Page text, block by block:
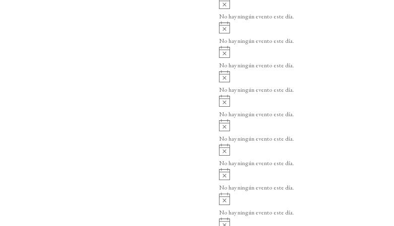
o
v
i
o
No hay ningún evento este día.
v
i
o
No hay ningún evento este día.
v
i
o
No hay ningún evento este día.
v
i
o
No hay ningún evento este día.
v
i
o
No hay ningún evento este día.
v
i
o
No hay ningún evento este día.
v
i
o
No hay ningún evento este día.
v
i
o
No hay ningún evento este día.
A
v
i
No hay ningún evento este día.
A